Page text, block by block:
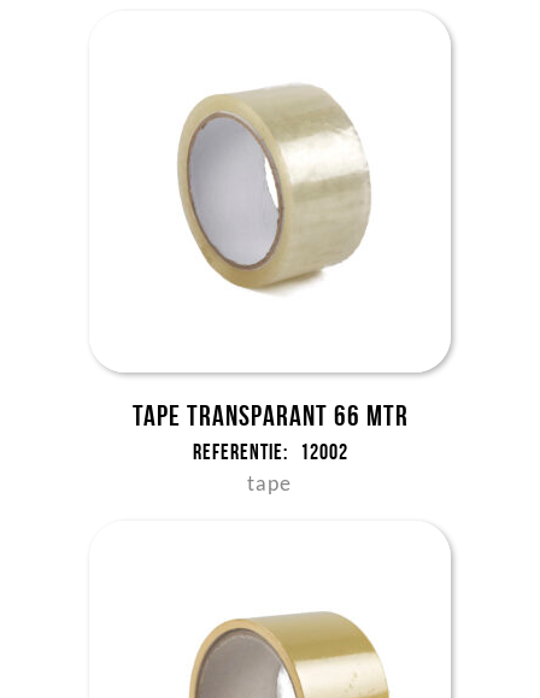
Tape Transparant 66 mtr
Referentie: 12002
tape